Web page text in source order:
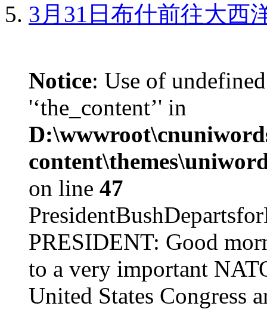
3月31日布什前往大西
Notice: Use of
'‘the_content’' in
on line 47
PRESIDENT: Good
to a very important
United States Congress